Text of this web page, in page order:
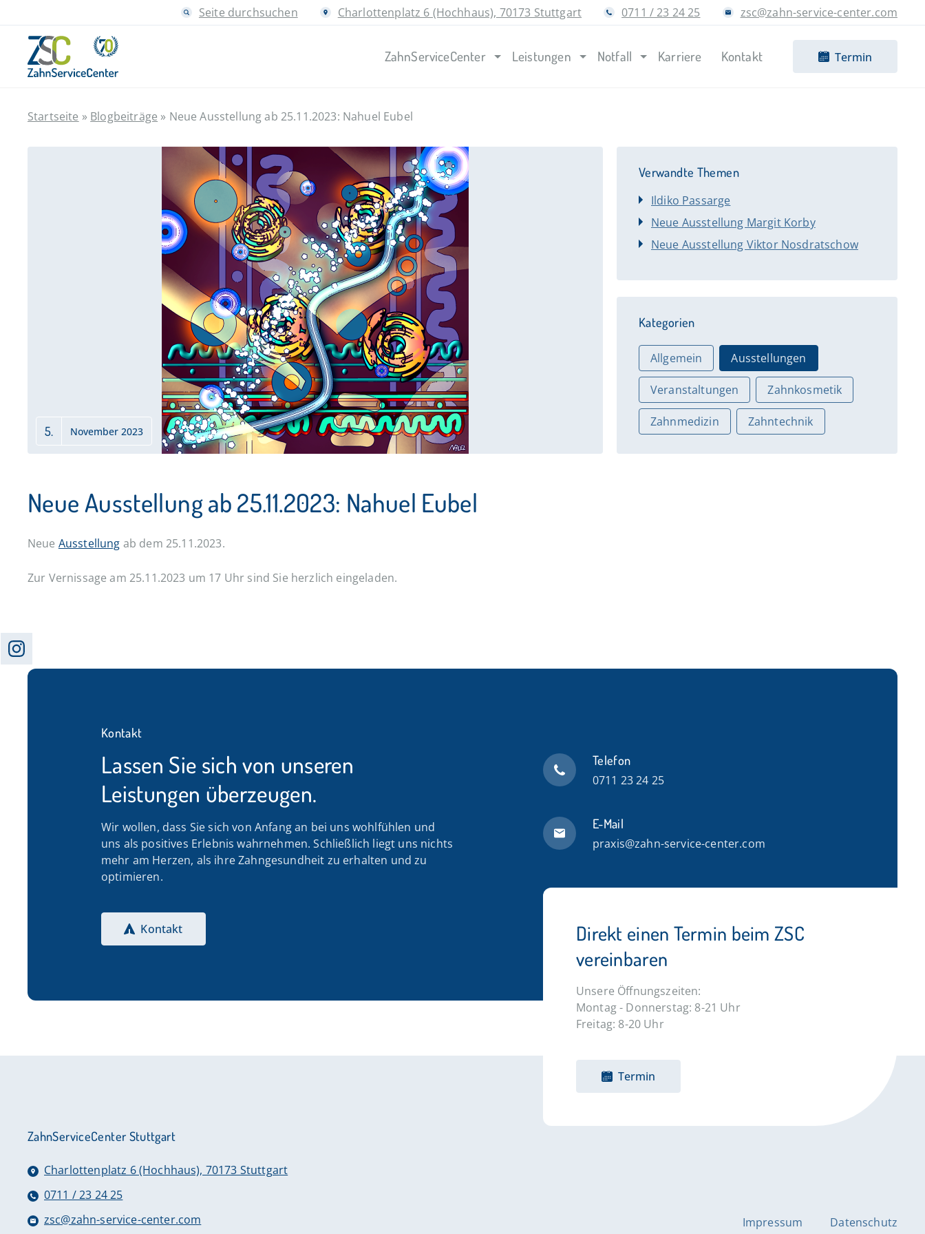
Seite durchsuchen Charlottenplatz 6 (Hochhaus), 70173 Stuttgart 0711 / 23 24 25 zsc@zahn-service-center.com
ZahnServiceCenter Leistungen Notfall Karriere Kontakt Termin
Startseite » Blogbeiträge » Neue Ausstellung ab 25.11.2023: Nahuel Eubel
5. November 2023
Neue Ausstellung ab 25.11.2023: Nahuel Eubel
Neue Ausstellung ab dem 25.11.2023.
Zur Vernissage am 25.11.2023 um 17 Uhr sind Sie herzlich eingeladen.
Verwandte Themen
Ildiko Passarge
Neue Ausstellung Margit Korby
Neue Ausstellung Viktor Nosdratschow
Kategorien
Allgemein Ausstellungen
Veranstaltungen Zahnkosmetik
Zahnmedizin Zahntechnik
Kontakt
Lassen Sie sich von unseren
Leistungen überzeugen.
Wir wollen, dass Sie sich von Anfang an bei uns wohlfühlen und
uns als positives Erlebnis wahrnehmen. Schließlich liegt uns nichts
mehr am Herzen, als ihre Zahngesundheit zu erhalten und zu
optimieren.
Kontakt
Telefon
0711 23 24 25
E-Mail
praxis@zahn-service-center.com
Direkt einen Termin beim ZSC
vereinbaren
Unsere Öffnungszeiten:
Montag - Donnerstag: 8-21 Uhr
Freitag: 8-20 Uhr
Termin
ZahnServiceCenter Stuttgart
Charlottenplatz 6 (Hochhaus), 70173 Stuttgart
0711 / 23 24 25
zsc@zahn-service-center.com
Impressum Datenschutz